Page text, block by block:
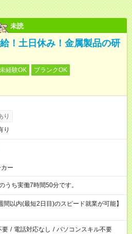
未読
！土日休み！金属製品の研
経験OK
ブランクOK
り
り
ー
※表記のうち実働7時間50分です。
以内(最短2日目)のスピード就業が可能】
要 / 電話対応なし / パソコンスキル不要